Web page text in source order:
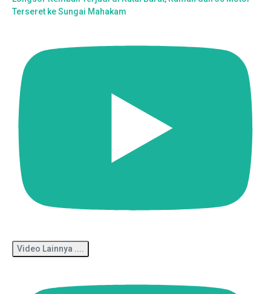
Terseret ke Sungai Mahakam
Video Lainnya ....